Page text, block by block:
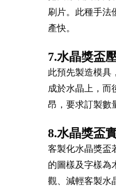
刷片。此種手法
產快。
7.水晶獎盃
此預先製造模具
成於水晶上，而
昂，要求訂製數
8.水晶獎盃
客製化水晶獎盃
的圖樣及字樣為
觀、減輕客製水